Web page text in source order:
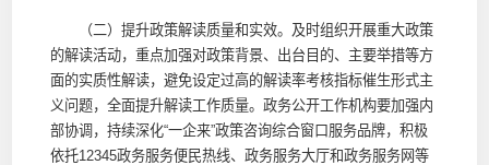
（二）提升政策解读质量和实效。及时组织开展重大政策
的解读活动，重点加强对政策背景、出台目的、主要举措等方
面的实质性解读，避免设定过高的解读率考核指标催生形式主
义问题，全面提升解读工作质量。政务公开工作机构要加强内
部协调，持续深化“一企来”政策咨询综合窗口服务品牌，积极
依托12345政务服务便民热线、政务服务大厅和政务服务网等